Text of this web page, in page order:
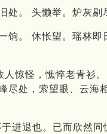
。 头懒举。炉灰剔
。 休怅望。瑶林即
惊怪，憔悴老青衫
尽处，萦望眼、云海
进退也。已而欣然同